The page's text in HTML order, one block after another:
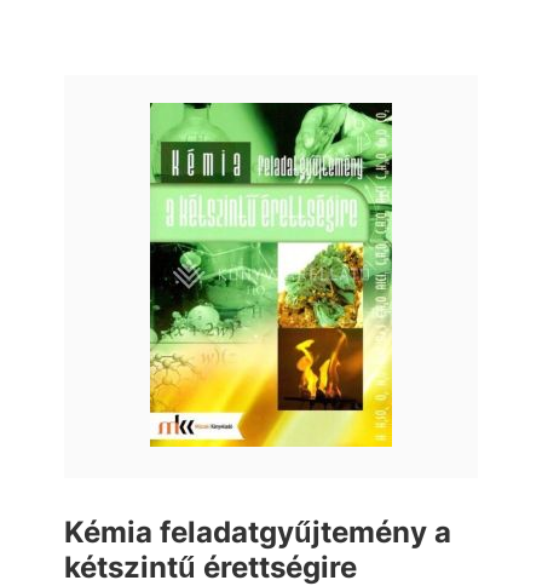
Kémia feladatgyűjtemény a
kétszintű érettségire